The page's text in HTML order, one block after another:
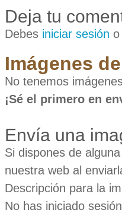
Deja tu
Debes iniciar sesión
Imágenes
No tenemos
¡Sé el primero en
Envía una
Si dispones de
nuestra web al
Descripción para la
No has iniciado